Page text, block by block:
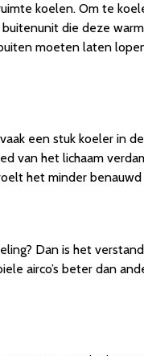
koelen. Om te
die deze
moeten laten
een stuk koeler in
van het lichaam
het minder benauwd
Dan is het
airco’s beter dan